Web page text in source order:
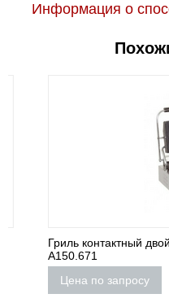
Информация о
Гриль контактный двойной
A150.671
Цена по запросу